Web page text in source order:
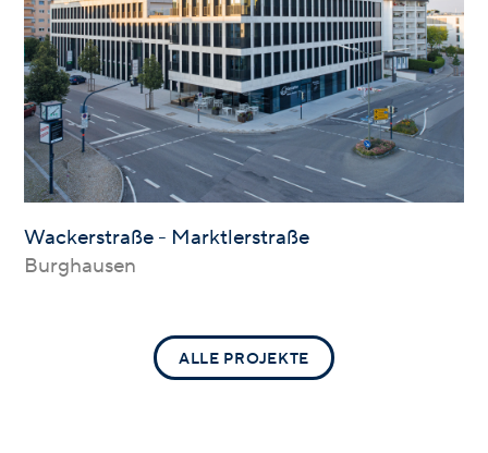
Wackerstraße - Marktlerstraße
Burghausen
ALLE PROJEKTE